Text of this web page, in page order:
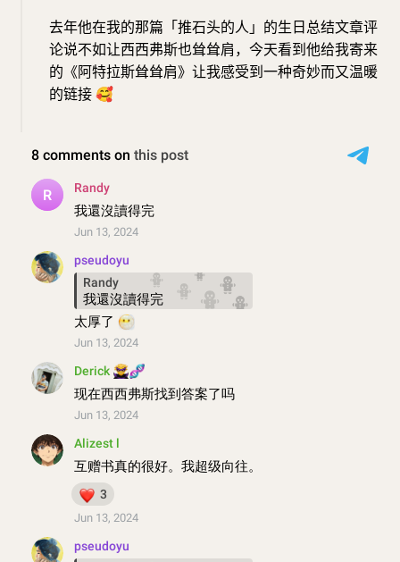
去年他在我的那篇「推石头的人」的生日总结文章评
论说不如让西西弗斯也耸耸肩，今天看到他给我寄来
的《阿特拉斯耸耸肩》让我感受到一种奇妙而又温暖
的链接🥰